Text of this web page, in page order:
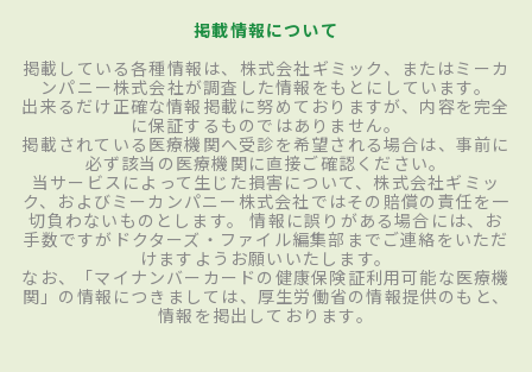
掲載情報について
掲載している各種情報は、株式会社ギミック、またはミーカ
ンパニー株式会社が調査した情報をもとにしています。
出来るだけ正確な情報掲載に努めておりますが、内容を完全
に保証するものではありません。
掲載されている医療機関へ受診を希望される場合は、事前に
必ず該当の医療機関に直接ご確認ください。
当サービスによって生じた損害について、株式会社ギミッ
ク、およびミーカンパニー株式会社ではその賠償の責任を一
切負わないものとします。 情報に誤りがある場合には、お
手数ですがドクターズ・ファイル編集部までご連絡をいただ
けますようお願いいたします。
なお、「マイナンバーカードの健康保険証利用可能な医療機
関」の情報につきましては、厚生労働省の情報提供のもと、
情報を掲出しております。